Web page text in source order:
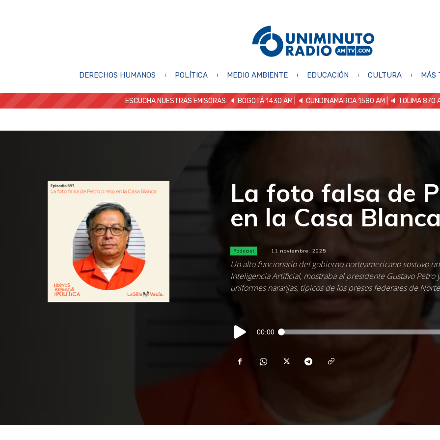
DERECHOS HUMANOS POLÍTICA MEDIO AMBIENTE EDUCACIÓN CULTURA MÁS
ESCUCHA NUESTRAS EMISORAS: 🔈 BOGOTÁ 1430 AM | 🔈 CUNDINAMARCA 1580 AM | 🔈 TOLIMA 870
La foto falsa de
en la Casa Blanca
Podcast 11 noviembre, 2025
Un alto funcionario del gobierno norteamericano sostuvo
Inteligencia Artificial, mostraba al presidente Gustavo
uniformes naranjas, típicos de los presos federales de
Reproductor
de
00:00